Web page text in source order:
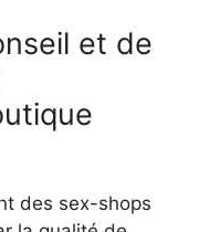
et de
des sex-shops